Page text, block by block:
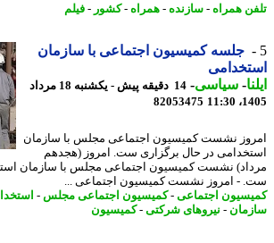
همراه- سازنده-همراه- کشور-فیلم
جلسه کمیسیون اجتماعی با سازمان
-سیاسی-
14 دقیقه پیش - یکشنبه 18 مرداد
82053475
نشست کمیسیون اجتماعی مجلس با سازمان
در حال برگزاری ست. امروز (هجدهم
نشست کمیسیون اجتماعی مجلس با سازمان
- امروز نشست کمیسیون اجتماعی ...
اجتماعی-کمیسیون اجتماعی مجلس-استخدامی
-نیروهای شرکتی -کمیسیون